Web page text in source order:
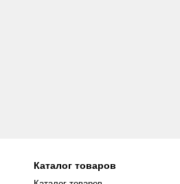
Каталог товаров